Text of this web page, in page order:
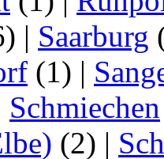
| Saarburg
(1) |
Schmiechen
(2) |